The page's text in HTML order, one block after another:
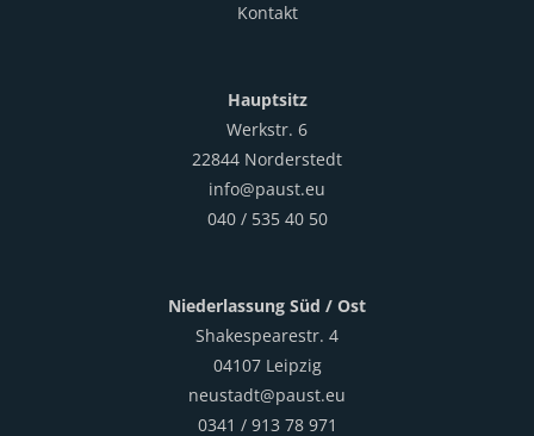
Kontakt
Hauptsitz
Werkstr. 6
22844 Norderstedt
info@paust.eu
040 / 535 40 50
Niederlassung Süd / Ost
Shakespearestr. 4
04107 Leipzig
neustadt@paust.eu
0341 / 913 78 971